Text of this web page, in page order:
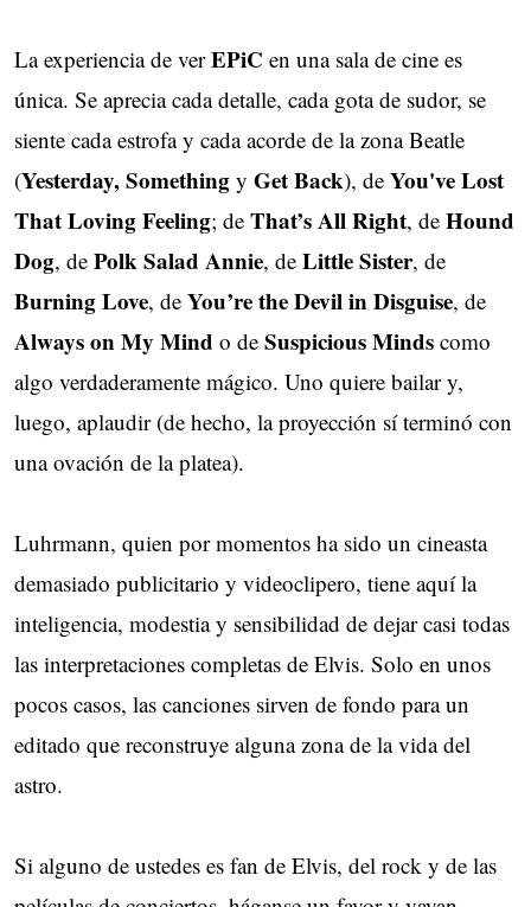
La experiencia de verEPiC en una sala de cine es
única. Se aprecia cada detalle, cada gota de sudor, se
siente cada estrofa y cada acorde de la zona Beatle
(Yesterday, Something y Get Back), de You've Lost
That Loving Feeling; de That’s All Right, de Hound
Dog, de Polk Salad Annie, de Little Sister, de
Burning Love, de You’re the Devil in Disguise, de
Always on My Mind o de Suspicious Minds como
algo verdaderamente mágico. Uno quiere bailar y,
luego, aplaudir (de hecho, la proyección sí terminó con
una ovación de la platea).
Luhrmann, quien por momentos ha sido un cineasta
demasiado publicitario y videoclipero, tiene aquí la
inteligencia, modestia y sensibilidad de dejar casi todas
las interpretaciones completas de Elvis. Solo en unos
pocos casos, las canciones sirven de fondo para un
editado que reconstruye alguna zona de la vida del
astro.
Si alguno de ustedes es fan de Elvis, del rock y de las